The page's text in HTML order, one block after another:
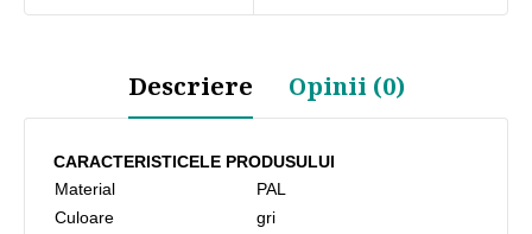
Descriere Opinii (0)
CARACTERISTICELE PRODUSULUI
Material
PAL
Culoare
gri